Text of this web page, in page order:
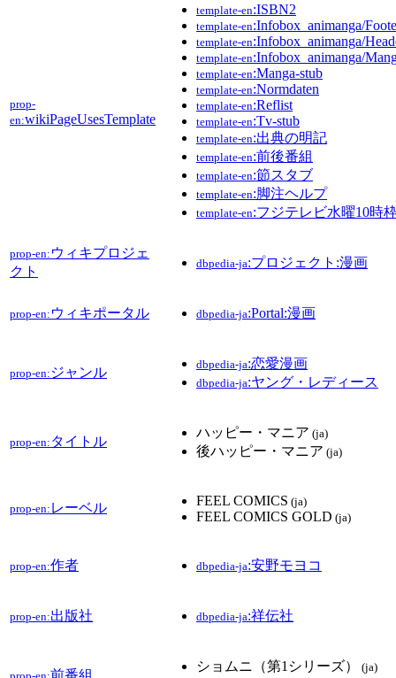
prop-
en:wikiPageUsesTemplate
template-en:ISBN2
template-en:Infobox_animanga/
template-en:Infobox_animanga/
template-en:Infobox_animanga/
template-en:Manga-stub
template-en:Normdaten
template-en:Reflist
template-en:Tv-stub
template-en:出典の明記
template-en:前後番組
template-en:節スタブ
template-en:脚注ヘルプ
template-en:フジテレビ水曜10時
prop-en: ウィキプロジェ
クト
dbpedia-ja:プロジェクト:漫画
prop-en: ウィキポータル dbpedia-ja:Portal:漫画
prop-en: ジャンル
dbpedia-ja:恋愛漫画
dbpedia-ja:ヤング・レディース
prop-en: タイトル
ハッピー・マニア (ja)
後ハッピー・マニア (ja)
prop-en: レーベル FEEL COMICS (ja)
FEEL COMICS GOLD (ja)
prop-en:作者 dbpedia-ja:安野モヨコ
prop-en:出版社 dbpedia-ja:祥伝社
前番組
ショムニ（第1シリーズ） (ja)